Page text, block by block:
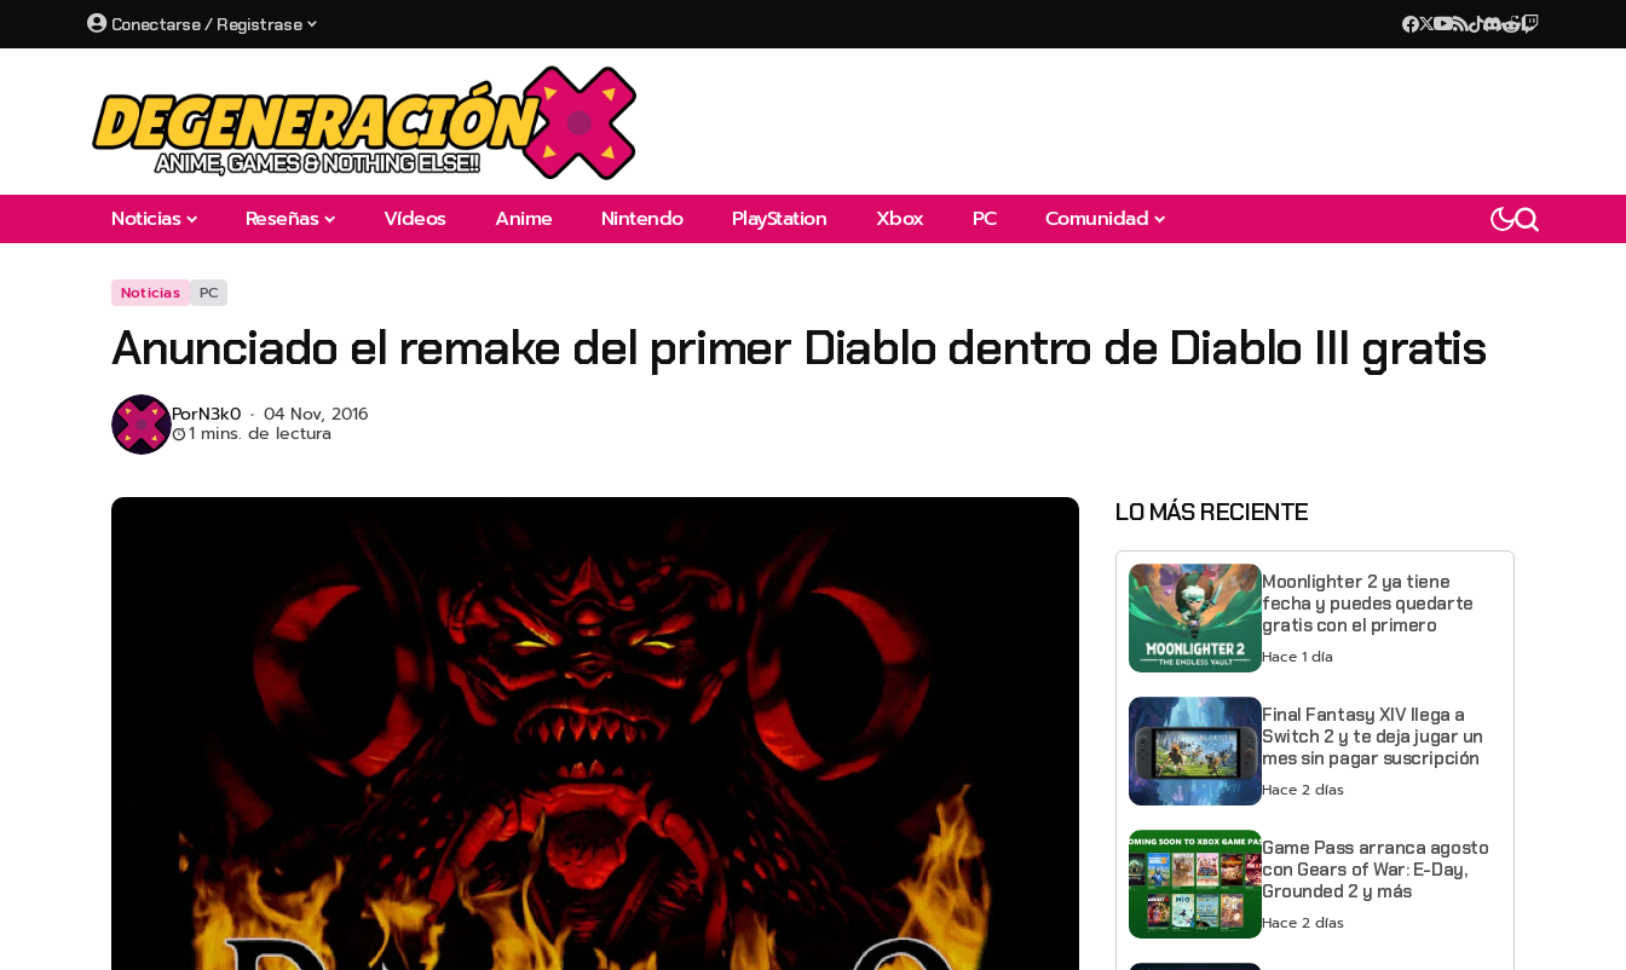
Conectarse / Registrase
Noticias Reseñas Vídeos Anime Nintendo PlayStation Xbox PC Comunidad
Noticias PC
Anunciado el remake del primer Diablo dentro de Diablo III gratis
PorN3k0 04 Nov, 2016
1 mins. de lectura
LO MÁS RECIENTE
Moonlighter 2 ya tiene
fecha y puedes quedarte
gratis con el primero
Hace 1 día
Final Fantasy XIV llega a
Switch 2 y te deja jugar un
mes sin pagar suscripción
Hace 2 días
Game Pass arranca agosto
con Gears of War: E-Day,
Grounded 2 y más
Hace 2 días